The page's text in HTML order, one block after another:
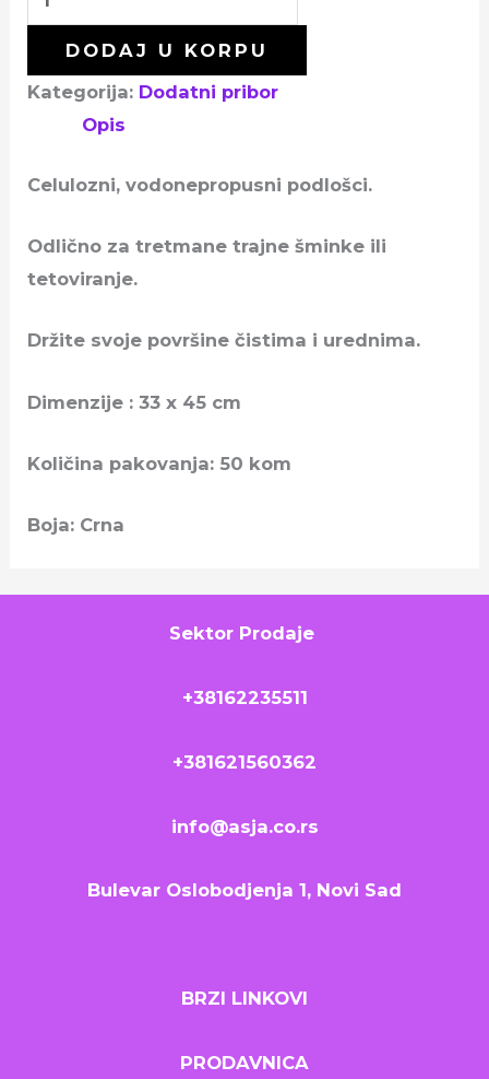
DODAJ U KORPU
Kategorija: Dodatni pribor
Opis
Celulozni, vodonepropusni podlošci.
Odlično za tretmane trajne šminke ili
tetoviranje.
Držite svoje površine čistima i urednima.
Dimenzije : 33 x 45 cm
Količina pakovanja: 50 kom
Boja: Crna
Sektor Prodaje
+38162235511
+381621560362
info@asja.co.rs
Bulevar Oslobodjenja 1, Novi Sad
BRZI LINKOVI
PRODAVNICA